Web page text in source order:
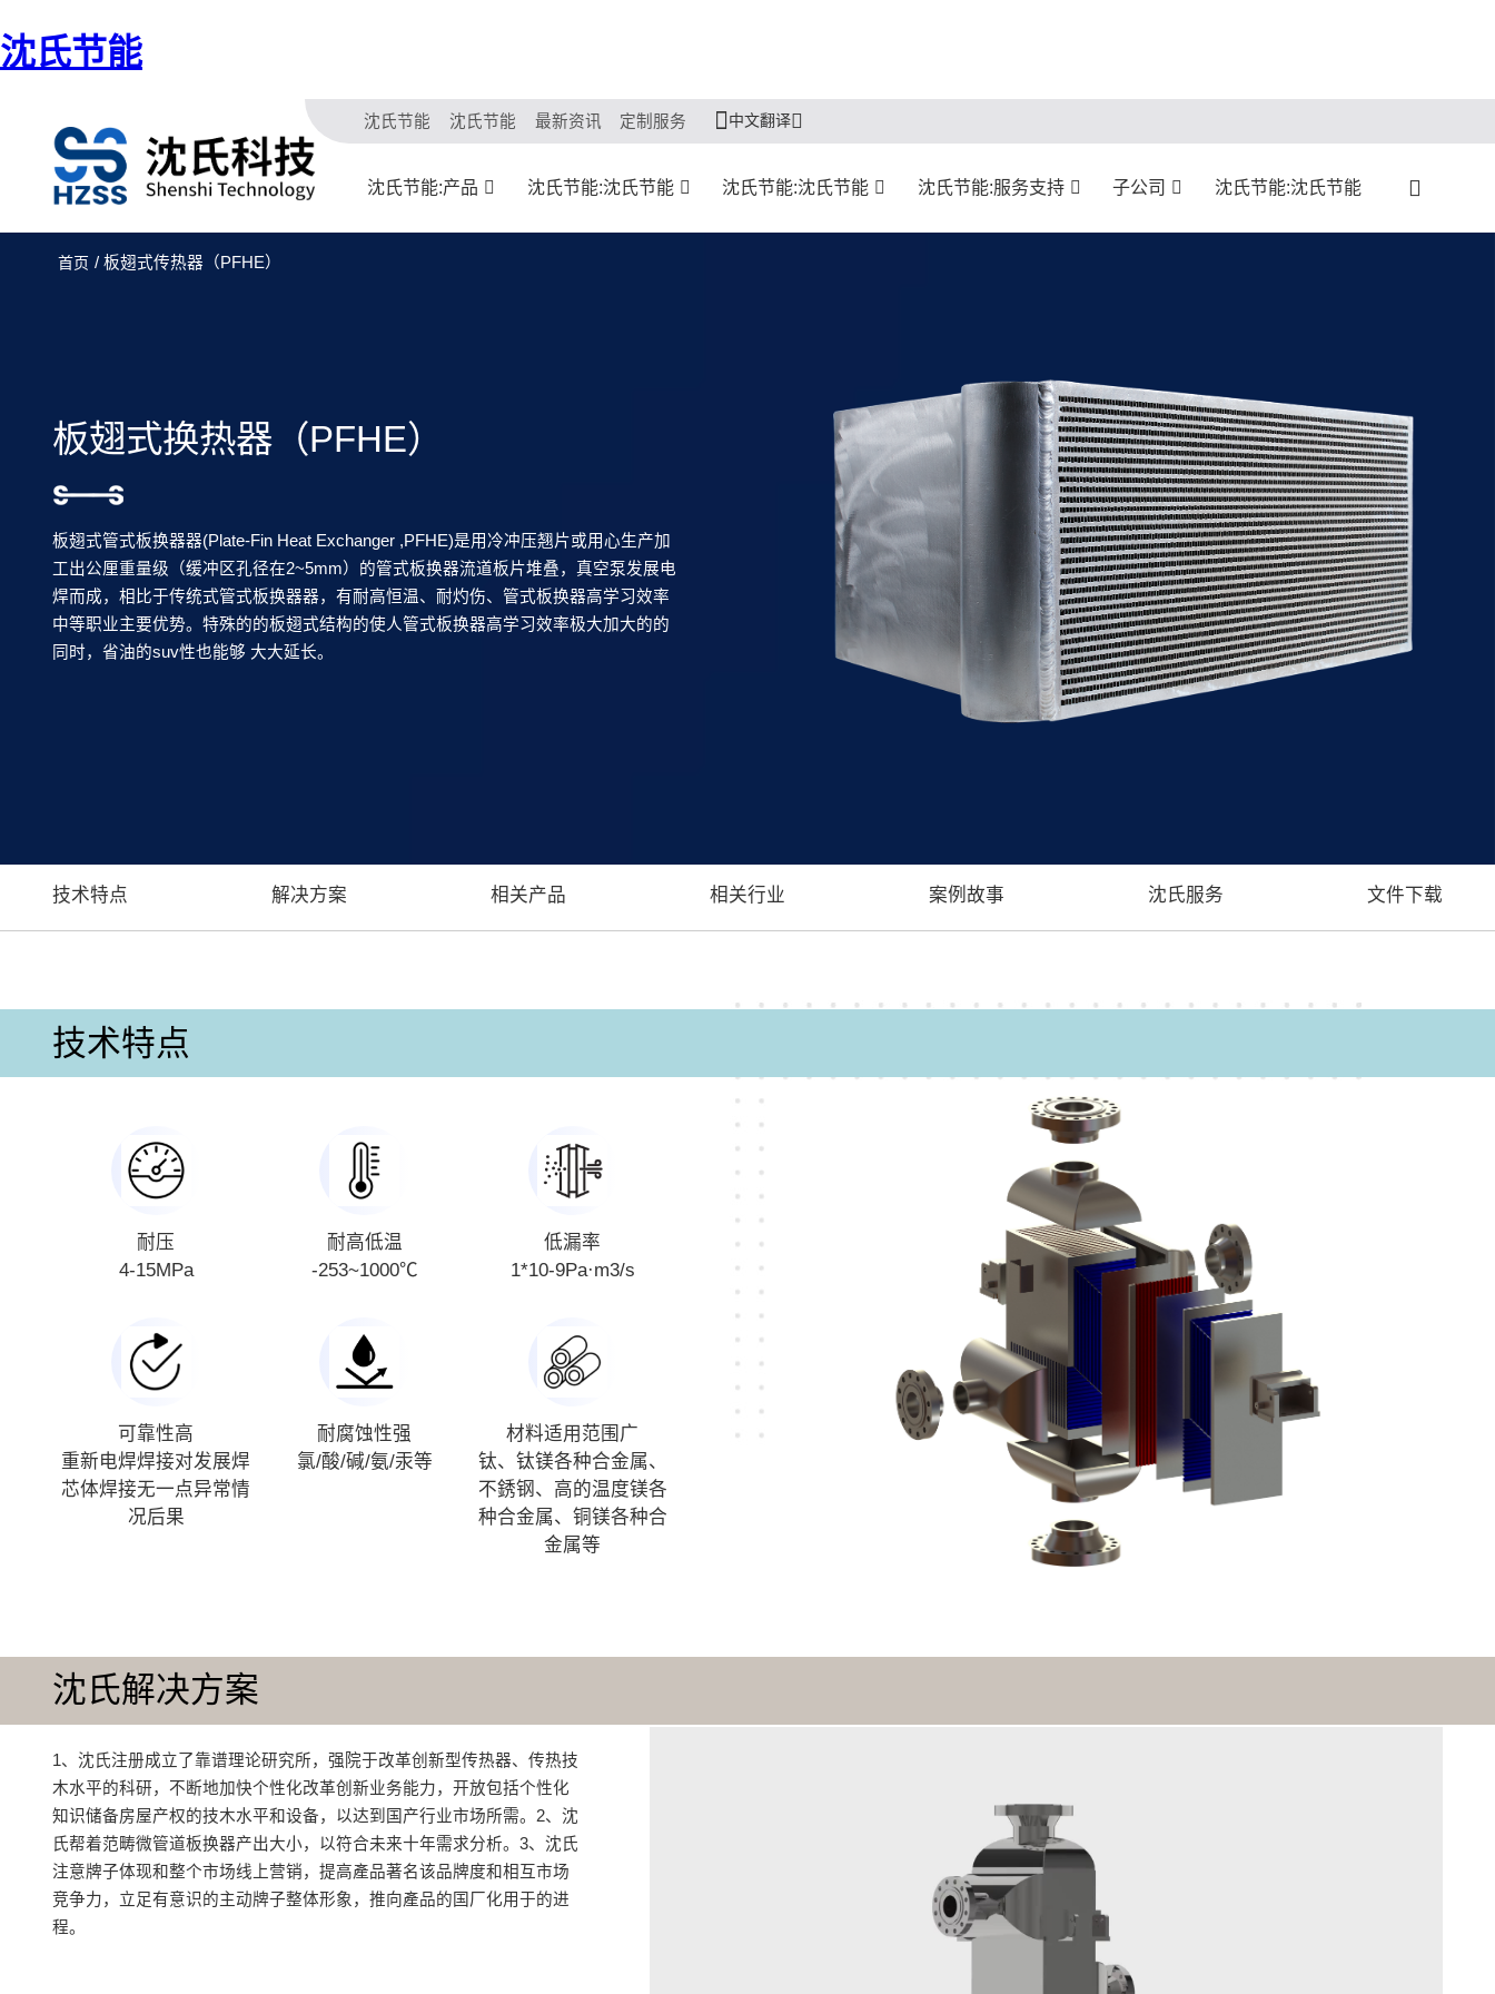
沈氏节能
沈氏节能 沈氏节能 最新资讯 定制服务 中文翻译
沈氏节能:产品 沈氏节能:沈氏节能 沈氏节能:沈氏节能 沈氏节能:服务支持 子公司 沈氏节能:沈氏节能
首页 / 板翅式传热器（PFHE）
板翅式换热器（PFHE）
板翅式管式板换器器(Plate-Fin Heat Exchanger ,PFHE)是用冷冲压翘片或用心生产加
工出公厘重量级（缓冲区孔径在2~5mm）的管式板换器流道板片堆叠，真空泵发展电
焊而成，相比于传统式管式板换器器，有耐高恒温、耐灼伤、管式板换器高学习效率
中等职业主要优势。特殊的的板翅式结构的使人管式板换器高学习效率极大加大的的
同时，省油的suv性也能够 大大延长。
技术特点 解决方案 相关产品 相关行业 案例故事 沈氏服务 文件下载
技术特点
耐压
4-15MPa
耐高低温
-253~1000℃
低漏率
1*10-9Pa·m3/s
可靠性高
重新电焊焊接对发展焊
芯体焊接无一点异常情
况后果
耐腐蚀性强
氯/酸/碱/氨/汞等
材料适用范围广
钛、钛镁各种合金属、
不銹钢、高的温度镁各
种合金属、铜镁各种合
金属等
沈氏解决方案
1、沈氏注册成立了靠谱理论研究所，强院于改革创新型传热器、传热技
木水平的科研，不断地加快个性化改革创新业务能力，开放包括个性化
知识储备房屋产权的技木水平和设备，以达到国产行业市场所需。2、沈
氏帮着范畴微管道板换器产出大小，以符合未来十年需求分析。3、沈氏
注意牌子体现和整个市场线上营销，提高產品著名该品牌度和相互市场
竞争力，立足有意识的主动牌子整体形象，推向產品的国厂化用于的进
程。